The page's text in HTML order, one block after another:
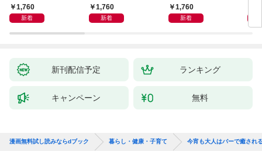
1,760
新着
しも」もおいしい！
1,760
新着
ず 少ない材料＆調味
料で、あとはスイッチ
1,760
新着
リ
昇
新刊配信予定 ランキング
キャンペーン 無料
漫画無料試し読みならdブック 暮らし・健康・子育て 今宵も大人はバーで癒され